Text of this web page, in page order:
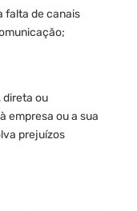
falta de canais
direta ou
empresa ou a sua
prejuízos